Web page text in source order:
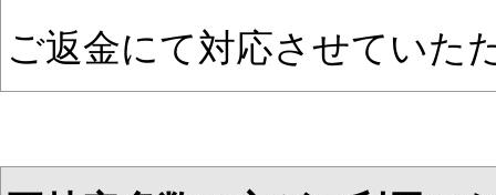
ご返金にて対応させていた